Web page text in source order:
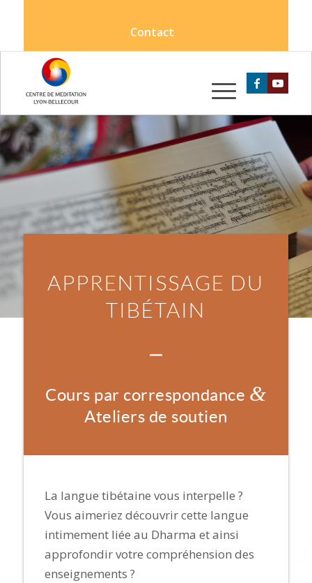
Contact
APPRENTISSAGE DU
TIBÉTAIN
Cours par correspondance &
Ateliers de soutien
La langue tibétaine vous interpelle ?
Vous aimeriez découvrir cette langue
intimement liée au Dharma et ainsi
approfondir votre compréhension des
enseignements ?